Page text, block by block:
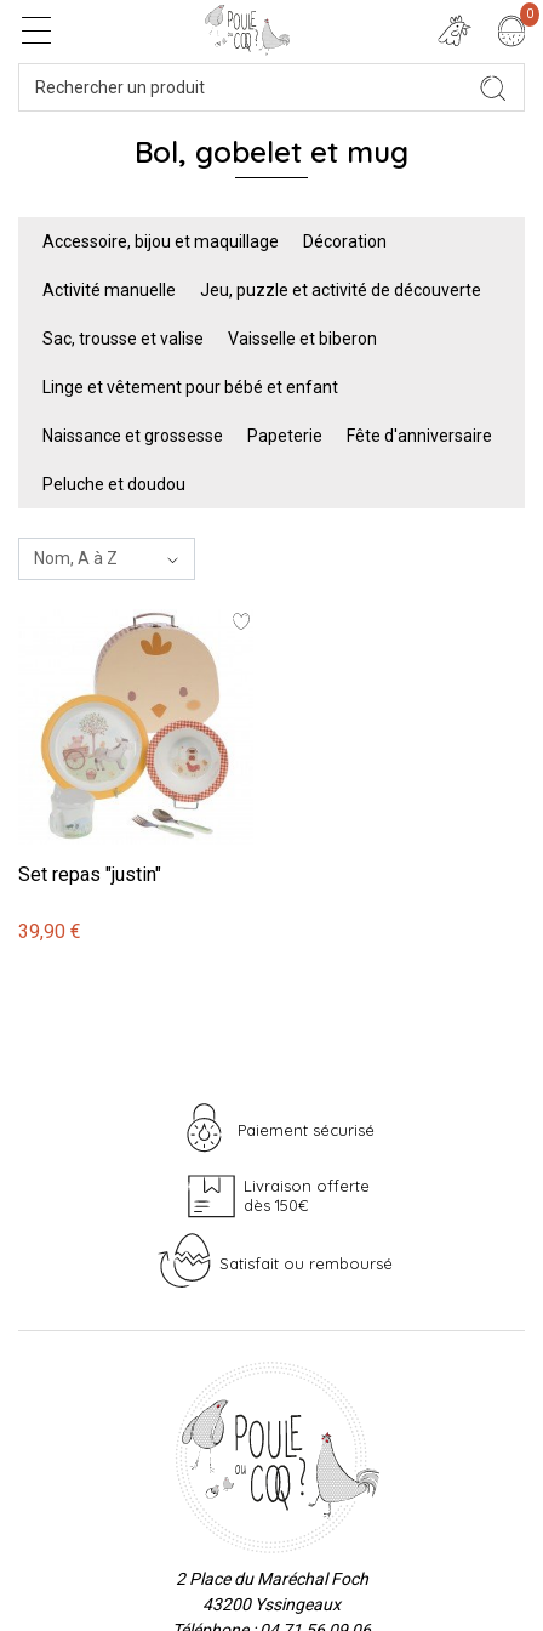
0
Bol, gobelet et mug
Accessoire, bijou et maquillage Décoration
Activité manuelle Jeu, puzzle et activité de découverte
Sac, trousse et valise Vaisselle et biberon
Linge et vêtement pour bébé et enfant
Naissance et grossesse Papeterie Fête d'anniversaire
Peluche et doudou
Set repas "justin"
39,90 €
Paiement sécurisé
Livraison offerte
dès 150€
Satisfait ou remboursé
2 Place du Maréchal Foch
43200 Yssingeaux